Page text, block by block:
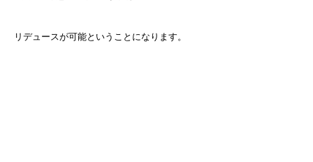
リデュースが可能ということになります。